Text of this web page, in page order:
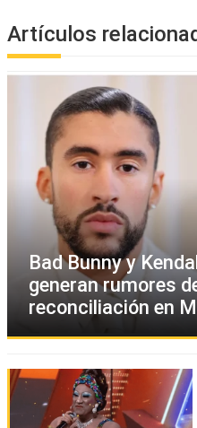
Artículos
Bad Bunny y
generan rumores
reconciliación en